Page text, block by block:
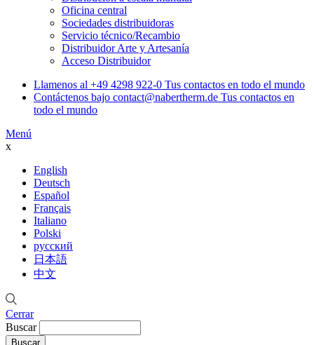
Oficina central
Sociedades distribuidoras
Servicio técnico/Recambio
Distribuidor Arte y Artesanía
Acceso Distribuidor
Llamenos al +49 4298 922-0 Tus contactos en todo el mundo
Contáctenos bajo contact@nabertherm.de Tus contactos en
todo el mundo
Menú
x
English
Deutsch
Español
Français
Italiano
Polski
русский
日本語
中文
Cerrar
Buscar